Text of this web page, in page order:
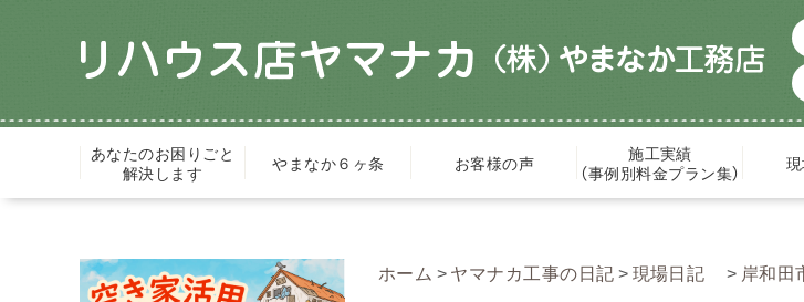
あなたのお困りごと
解決します
やまなか６ヶ条 お客様の声
施工実績
（事例別料金プラン集）
ホーム ヤマナカ工事の日記 現場日記 岸和田